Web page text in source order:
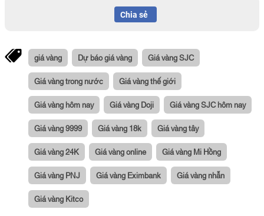
Chia sẻ
giá vàng Dự báo giá vàng Giá vàng SJC
Giá vàng trong nước Giá vàng thế giới
Giá vàng hôm nay Giá vàng Doji Giá vàng SJC hôm nay
Giá vàng 9999 Giá vàng 18k Giá vàng tây
Giá vàng 24K Giá vàng online Giá vàng Mi Hồng
Giá vàng PNJ Giá vàng Eximbank Giá vàng nhẫn
Giá vàng Kitco